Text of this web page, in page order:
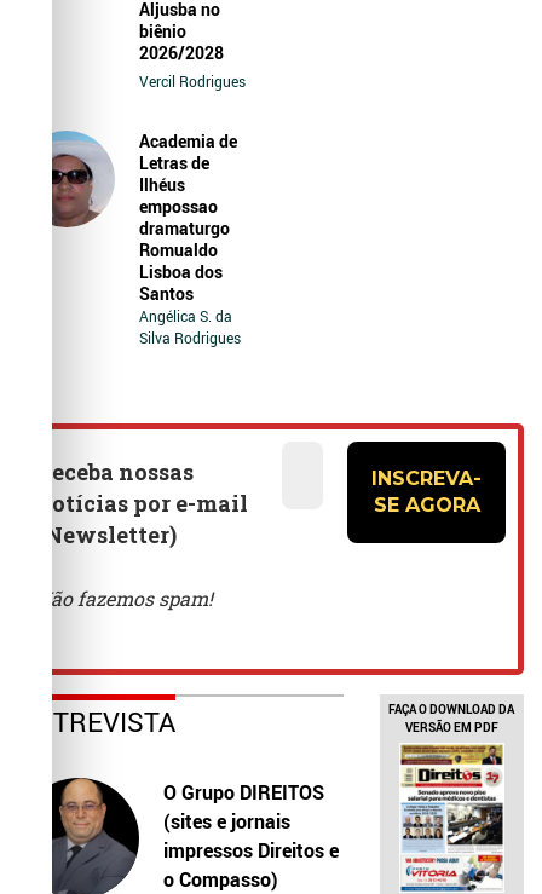
Aljusba no
biênio
2026/2028
Vercil Rodrigues
Academia de
Letras de
Ilhéus
empossao
dramaturgo
Romualdo
Lisboa dos
Santos
Angélica S. da
Silva Rodrigues
ENTREVISTA
O Grupo DIREITOS
(sites e jornais
impressos Direitos e
o Compasso)
FAÇA O DOWNLOAD DA
VERSÃO EM PDF